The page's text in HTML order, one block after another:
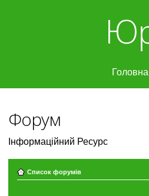
Головна
Форум
Інформаційний Ресурс
Список форумів